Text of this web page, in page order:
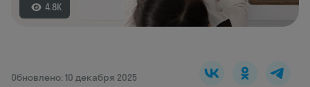
4.8K
Обновлено: 10 декабря 2025